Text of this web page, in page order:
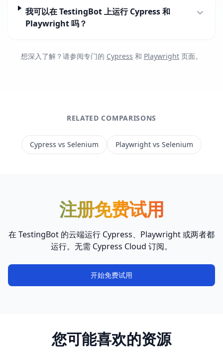
我可以在 TestingBot 上运行 Cypress 和
Playwright 吗？
想深入了解？请参阅专门的 Cypress 和 Playwright 页面。
RELATED COMPARISONS
Cypress vs Selenium Playwright vs Selenium
注册免费试用
在 TestingBot 的云端运行 Cypress、Playwright 或两者都
运行。无需 Cypress Cloud 订阅。
开始免费试用
您可能喜欢的资源